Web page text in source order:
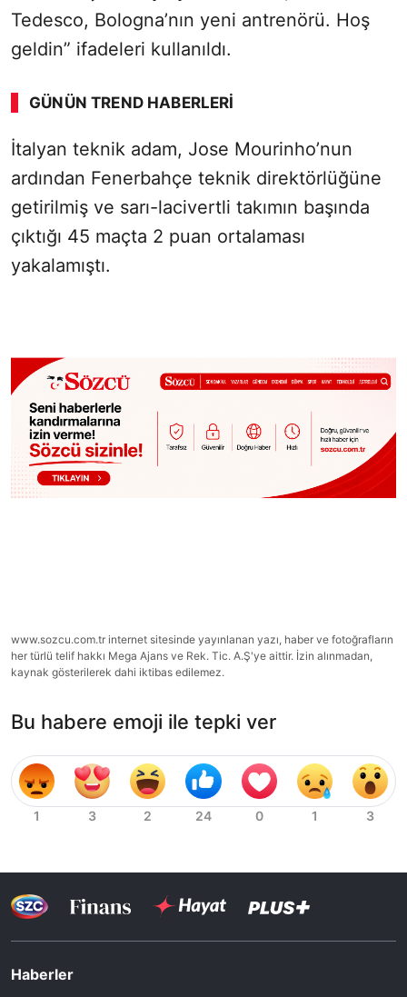
Tedesco, Bologna’nın yeni antrenörü. Hoş
geldin” ifadeleri kullanıldı.
GÜNÜN TREND HABERLERI
00:01 / 02:14
Sesi Aç
İtalyan teknik adam, Jose Mourinho’nun
ardından Fenerbahçe teknik direktörlüğüne
getirilmiş ve sarı-lacivertli takımın başında
çıktığı 45 maçta 2 puan ortalaması
yakalamıştı.
www.sozcu.com.tr internet sitesinde yayınlanan yazı, haber ve fotoğrafların
her türlü telif hakkı Mega Ajans ve Rek. Tic. A.Ş'ye aittir. İzin alınmadan,
kaynak gösterilerek dahi iktibas edilemez.
Bu habere emoji ile tepki ver
Haberler